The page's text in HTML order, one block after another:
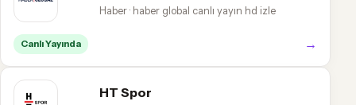
Haber · haber global canlı yayın hd izle
Canlı Yayında →
HT Spor